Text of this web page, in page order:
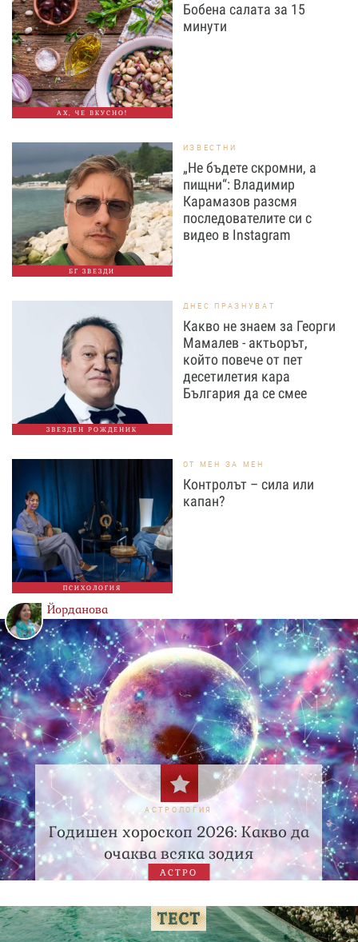
АХ, ЧЕ ВКУСНО!
Бобена салата за 15
минути
БГ ЗВЕЗДИ
ИЗВЕСТНИ
„Не бъдете скромни, а
пищни“: Владимир
Карамазов разсмя
последователите си с
видео в Instagram
ЗВЕЗДЕН РОЖДЕНИК
ДНЕС ПРАЗНУВАТ
Какво не знаем за Георги
Мамалев - актьорът,
който повече от пет
десетилетия кара
България да се смее
ПСИХОЛОГИЯ
ОТ МЕН ЗА МЕН
Контролът – сила или
капан?
Йорданова
АСТРОЛОГИЯ
Годишен хороскоп 2026: Какво да
очаква всяка зодия
АСТРО